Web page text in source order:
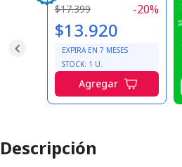
$17.399 -20%
$13.920
EXPIRA EN 7 MESES
STOCK: 1 U.
Agregar
Descripción